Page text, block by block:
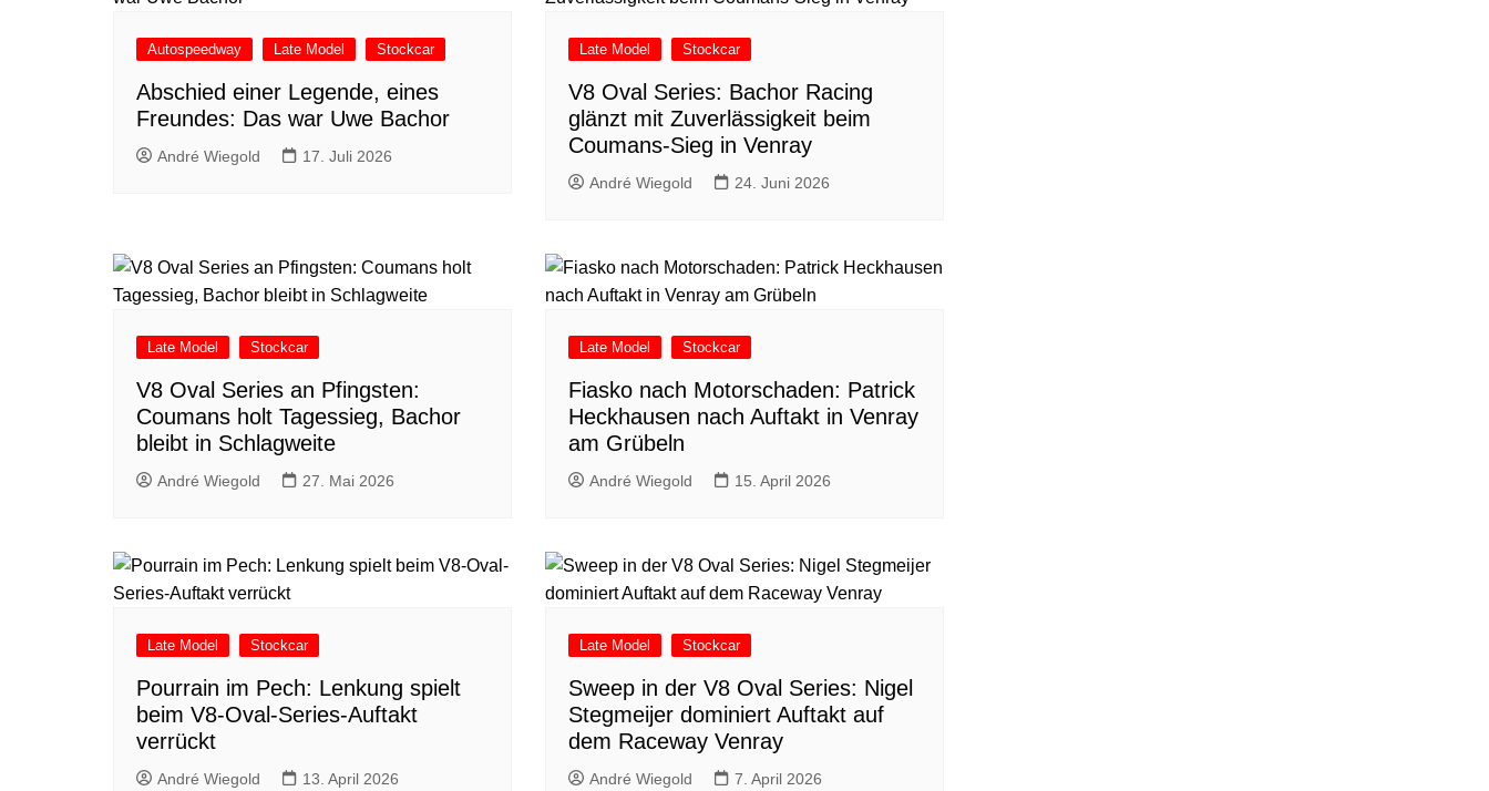
Autospeedway Late Model Stockcar
Abschied einer Legende, eines
Freundes: Das war Uwe Bachor
André Wiegold 17. Juli 2026
Late Model Stockcar
V8 Oval Series: Bachor Racing
glänzt mit Zuverlässigkeit beim
Coumans-Sieg in Venray
André Wiegold 24. Juni 2026
Late Model Stockcar
V8 Oval Series an Pfingsten:
Coumans holt Tagessieg, Bachor
bleibt in Schlagweite
André Wiegold 27. Mai 2026
Late Model Stockcar
Fiasko nach Motorschaden: Patrick
Heckhausen nach Auftakt in Venray
am Grübeln
André Wiegold 15. April 2026
Late Model Stockcar
Pourrain im Pech: Lenkung spielt
beim V8-Oval-Series-Auftakt
verrückt
André Wiegold 13. April 2026
Late Model Stockcar
Sweep in der V8 Oval Series: Nigel
Stegmeijer dominiert Auftakt auf
dem Raceway Venray
André Wiegold 7. April 2026